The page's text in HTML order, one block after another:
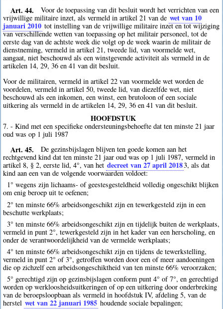
Art. 44.
Voor de toepassing van dit besluit wordt het verrichten van een
vrijwillige militaire inzet, als vermeld in artikel 21 van de wet van 10
januari 2010 tot instelling van de vrijwillige militaire inzet en tot wijziging
van verschillende wetten van toepassing op het militair personeel, tot de
eerste dag van de achtste week die volgt op de week waarin de militair de
dienstneming, vermeld in artikel 21, tweede lid, van voormelde wet,
aangaat, niet beschouwd als een winstgevende activiteit als vermeld in de
artikelen 14, 29, 36 en 41 van dit besluit.
Voor de militairen, vermeld in artikel 22 van voormelde wet worden de
voordelen, vermeld in artikel 50, tweede lid, van diezelfde wet, niet
beschouwd als een inkomen, een winst, een brutoloon of een sociale
uitkering als vermeld in de artikelen 14, 29, 36 en 41 van dit besluit.
HOOFDSTUK
7. - Kind met een specifieke ondersteuningsbehoefte dat ten minste 21 jaar
oud was op 1 juli 1987
Art. 45.
De gezinsbijslagen blijven ten goede komen aan het
rechtgevend kind dat ten minste 21 jaar oud was op 1 juli 1987, vermeld in
artikel 8, § 2, eerste lid, 4°, van het decreet van 27 april 20183, als dat
kind aan een van de volgende voorwaarden voldoet:
1° wegens zijn lichaams- of geestesgesteldheid volledig ongeschikt blijken
om enig beroep uit te oefenen;
2° ten minste 66% arbeidsongeschikt zijn en tewerkgesteld zijn in een
beschutte werkplaats;
3° ten minste 66% arbeidsongeschikt zijn en tijdelijk buiten de werkplaats,
vermeld in punt 2°, tewerkgesteld zijn in het kader van een herscholing, en
onder de verantwoordelijkheid van de vermelde werkplaats;
4° ten minste 66% arbeidsongeschikt zijn en tijdens de tewerkstelling,
vermeld in punt 2° of 3°, getroffen worden door een of meer aandoeningen
die op zichzelf een arbeidsongeschiktheid van ten minste 66% veroorzaken;
5° gerechtigd zijn op gezinsbijslagen conform punt 4° of 7°, en gerechtigd
worden op werkloosheidsuitkeringen of op een uitkering door onderbreking
van de beroepsloopbaan als vermeld in hoofdstuk IV, afdeling 5, van de
herstel wet van 22 januari 1985 houdende sociale bepalingen;